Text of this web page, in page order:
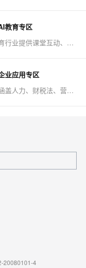
教育专区
为教育行业提供课堂互动、课程制作等AI方案
业应用专区
提供涵盖人力、财税法、营销、客服等AI方案
20080101-4